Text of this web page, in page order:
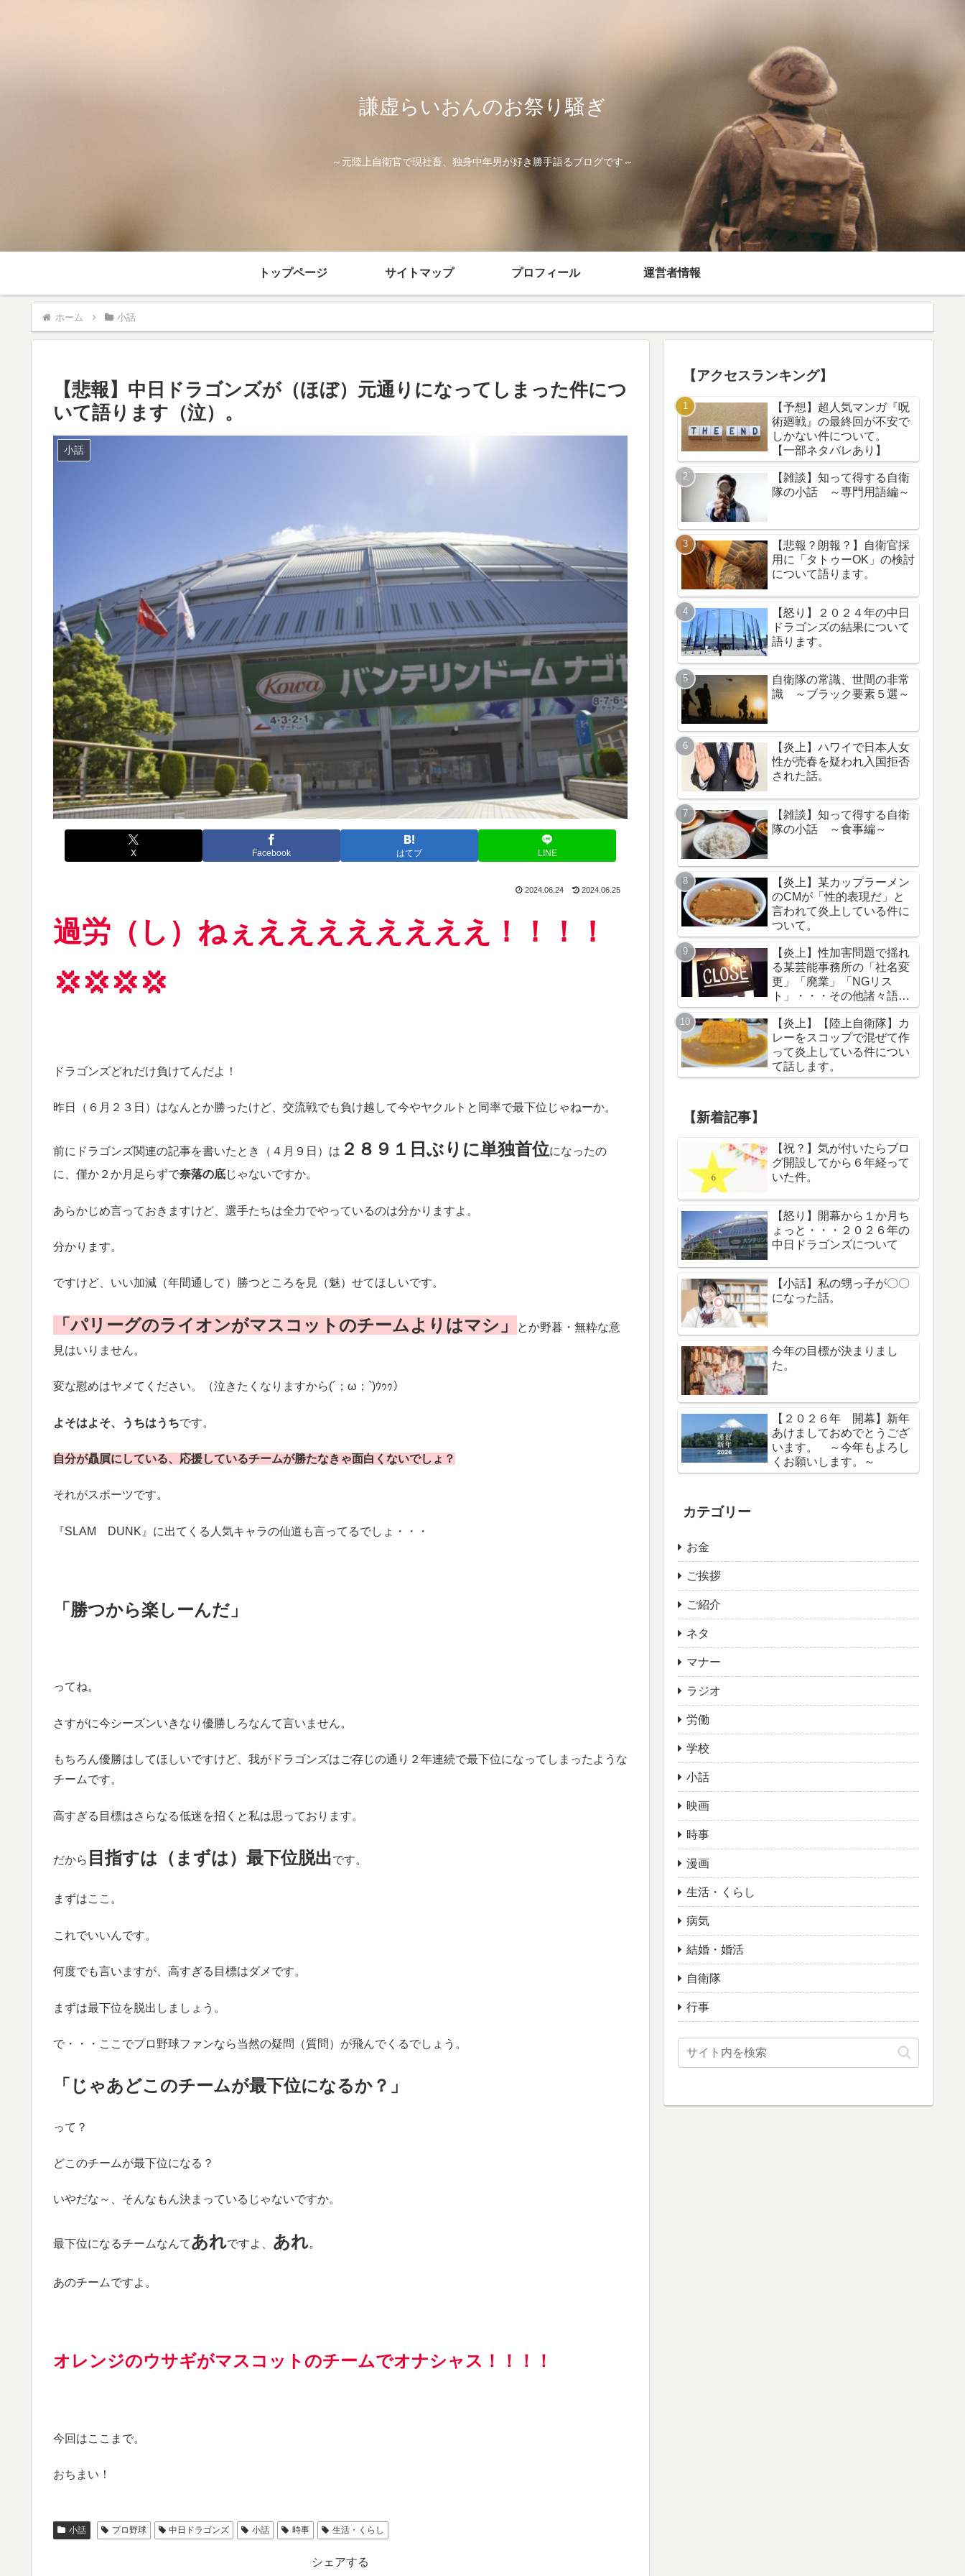
謙虚らいおんのお祭り騒ぎ
～元陸上自衛官で現社畜、独身中年男が好き勝手語るブログです～
トップページ サイトマップ プロフィール 運営者情報
ホーム 小話
【悲報】中日ドラゴンズが（ほぼ）元通りになってしまった件につ
いて語ります（泣）。
小話
X Facebook はてブ LINE
2024.06.24 2024.06.25
過労（し）ねぇええええええええ！！！！
💢💢💢💢
ドラゴンズどれだけ負けてんだよ！
昨日（６月２３日）はなんとか勝ったけど、交流戦でも負け越して今やヤクルトと同率で最下位じゃねーか。
前にドラゴンズ関連の記事を書いたとき（４月９日）は ２８９１日ぶりに単独首位になったの
に、僅か２か月足らずで奈落の底じゃないですか。
あらかじめ言っておきますけど、選手たちは全力でやっているのは分かりますよ。
分かります。
ですけど、いい加減（年間通して）勝つところを見（魅）せてほしいです。
「パリーグのライオンがマスコットのチームよりはマシ」
とか野暮・無粋な意
見はいりません。
変な慰めはヤメてください。（泣きたくなりますから(´；ω；`)ｳｩｩ）
よそはよそ、うちはうちです。
自分が贔屓にしている、応援しているチームが勝たなきゃ面白くないでしょ？
それがスポーツです。
『SLAM DUNK』に出てくる人気キャラの仙道も言ってるでしょ・・・
「勝つから楽しーんだ」
ってね。
さすがに今シーズンいきなり優勝しろなんて言いません。
もちろん優勝はしてほしいですけど、我がドラゴンズはご存じの通り２年連続で最下位になってしまったような
チームです。
高すぎる目標はさらなる低迷を招くと私は思っております。
だから 目指すは（まずは）最下位脱出です。
まずはここ。
これでいいんです。
何度でも言いますが、高すぎる目標はダメです。
まずは最下位を脱出しましょう。
で・・・ここでプロ野球ファンなら当然の疑問（質問）が飛んでくるでしょう。
「じゃあどこのチームが最下位になるか？」
って？
どこのチームが最下位になる？
いやだな～、そんなもん決まっているじゃないですか。
最下位になるチームなんてあれですよ、 あれ。
あのチームですよ。
オレンジのウサギがマスコットのチームでオナシャス！！！！
今回はここまで。
おちまい！
小話 プロ野球 中日ドラゴンズ 小話 時事 生活・くらし
シェアする
【アクセスランキング】
【予想】超人気マンガ『呪
術廻戦』の最終回が不安で
しかない件について。
【一部ネタバレあり】
【雑談】知って得する自衛
隊の小話 ～専門用語編～
【悲報？朗報？】自衛官採
用に「タトゥーOK」の検討
について語ります。
【怒り】２０２４年の中日
ドラゴンズの結果について
語ります。
自衛隊の常識、世間の非常
識 ～ブラック要素５選～
【炎上】ハワイで日本人女
性が売春を疑われ入国拒否
された話。
【雑談】知って得する自衛
隊の小話 ～食事編～
【炎上】某カップラーメン
のCMが「性的表現だ」と
言われて炎上している件に
ついて。
【炎上】性加害問題で揺れ
る某芸能事務所の「社名変
更」「廃業」「NGリス
ト」・・・その他諸々語り
ます。
【炎上】【陸上自衛隊】カ
レーをスコップで混ぜて作
って炎上している件につい
て話します。
【新着記事】
【祝？】気が付いたらブロ
グ開設してから６年経って
いた件。
【怒り】開幕から１か月ち
ょっと・・・２０２６年の
中日ドラゴンズについて
【小話】私の甥っ子が〇〇
になった話。
今年の目標が決まりまし
た。
【２０２６年 開幕】新年
あけましておめでとうござ
います。 ～今年もよろし
くお願いします。～
カテゴリー
お金
ご挨拶
ご紹介
ネタ
マナー
ラジオ
労働
学校
小話
映画
時事
漫画
生活・くらし
病気
結婚・婚活
自衛隊
行事